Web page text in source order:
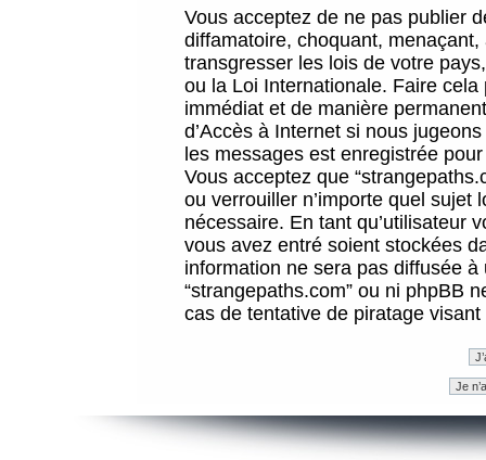
Vous acceptez de ne pas publier
diffamatoire, choquant,
transgresser les lois de votre
ou la Loi Internationale. Faire
immédiat et de manière
d’Accès à Internet si nous
les messages est enregistrée
Vous acceptez que
ou verrouiller n’importe quel sujet
nécessaire. En tant qu’utilisateur
vous avez entré soient stockées
information ne sera pas diffusée
“strangepaths.com” ou ni phpBB
cas de tentative de piratage